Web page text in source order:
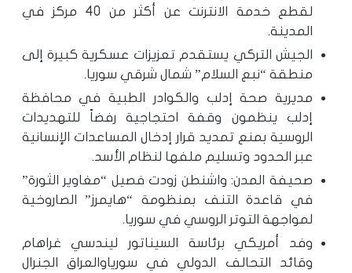
لقطع خدمة الانترنت عن أكثر من 40 مركز في
المدينة.
الجيش التركي يستقدم تعزيزات عسكرية كبيرة إلى
منطقة “نبع السلام” شمال شرقي سوريا.
مديرية صحة إدلب والكوادر الطبية في محافظة
إدلب ينظمون وقفة احتجاجية رفضاً للتهديدات
الروسية بمنع تمديد قرار إدخال المساعدات الإنسانية
عبر الحدود وتسليم ملفها لنظام الأسد.
صحيفة المدن: واشنطن زودت فصيل “مغاوير الثورة”
في قاعدة التنف بمنظومة “هايمرز” الصاروخية
لمواجهة التوتر الروسي في سوريا.
وفد أمريكي برئاسة السيناتور ليندسي غراهام
وقائد التحالف الدولي في سورياوالعراق الجنرال